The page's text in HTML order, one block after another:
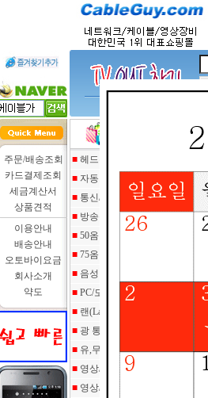
주문/배송조회
카드결제조회
세금계산서
상품견적
이용안내
배송안내
오토바이요금
회사소개
약도
■ 헤드폰 케이블및 젠더
■ 자동차/자전거 주변기기
■ 통신/데이타 케이블
■ 방송용 영상/음성 케이블
■ 50옴 계측/통신 케이블
■ 75옴 영상케이블
■ 음성 케이블
■ PC/모바일 관련케이블
■ 랜(Lan) 케이블/전화선 롤
■ 광 통신장비/광 케이블
■ 유,무선 네트웍/UPS,AVR
■ 영상/음성 케이블
■ 영상/음성 기기